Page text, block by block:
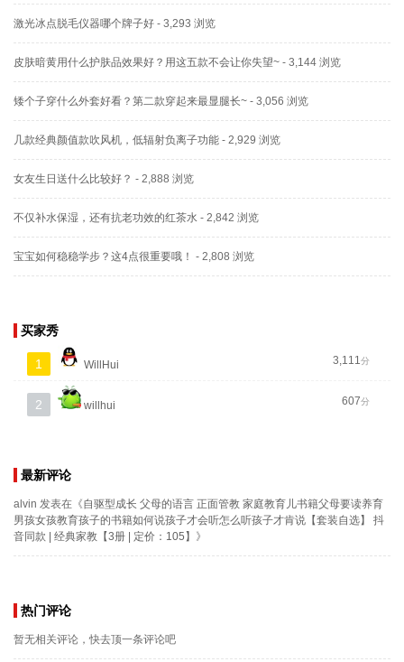
激光冰点脱毛仪器哪个牌子好 - 3,293 浏览
皮肤暗黄用什么护肤品效果好？用这五款不会让你失望~ - 3,144 浏览
矮个子穿什么外套好看？第二款穿起来最显腿长~ - 3,056 浏览
几款经典颜值款吹风机，低辐射负离子功能 - 2,929 浏览
女友生日送什么比较好？ - 2,888 浏览
不仅补水保湿，还有抗老功效的红茶水 - 2,842 浏览
宝宝如何稳稳学步？这4点很重要哦！ - 2,808 浏览
买家秀
1 WillHui 3,111分
2 willhui 607分
最新评论
alvin 发表在《自驱型成长 父母的语言 正面管教 家庭教育儿书籍父母要读养育
男孩女孩教育孩子的书籍如何说孩子才会听怎么听孩子才肯说【套装自选】 抖
音同款 | 经典家教【3册 | 定价：105】 》
热门评论
暂无相关评论，快去顶一条评论吧